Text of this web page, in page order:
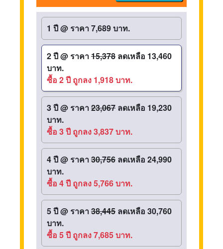
1 ปี@ ราคา 7,689 บาท.
2 ปี@ ราคา15,378 ลดเหลือ 13,460
บาท.
ซื้อ 2 ปี ถูกลง 1,918 บาท.
3 ปี@ ราคา23,067 ลดเหลือ 19,230
บาท.
ซื้อ 3 ปี ถูกลง 3,837 บาท.
4 ปี@ ราคา30,756 ลดเหลือ 24,990
บาท.
ซื้อ 4 ปี ถูกลง 5,766 บาท.
5 ปี@ ราคา38,445 ลดเหลือ 30,760
บาท.
ซื้อ 5 ปี ถูกลง 7,685 บาท.